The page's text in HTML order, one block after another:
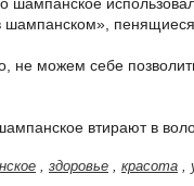
шампанском», пенящиеся
не можем себе
втирают в
, здоровье , красота ,